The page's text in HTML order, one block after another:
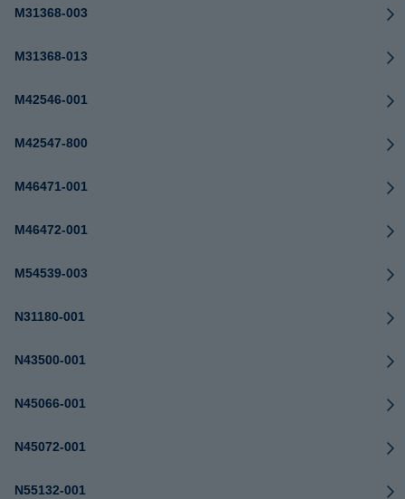
M31368-003
M31368-013
M42546-001
M42547-800
M46471-001
M46472-001
M54539-003
N31180-001
N43500-001
N45066-001
N45072-001
N55132-001